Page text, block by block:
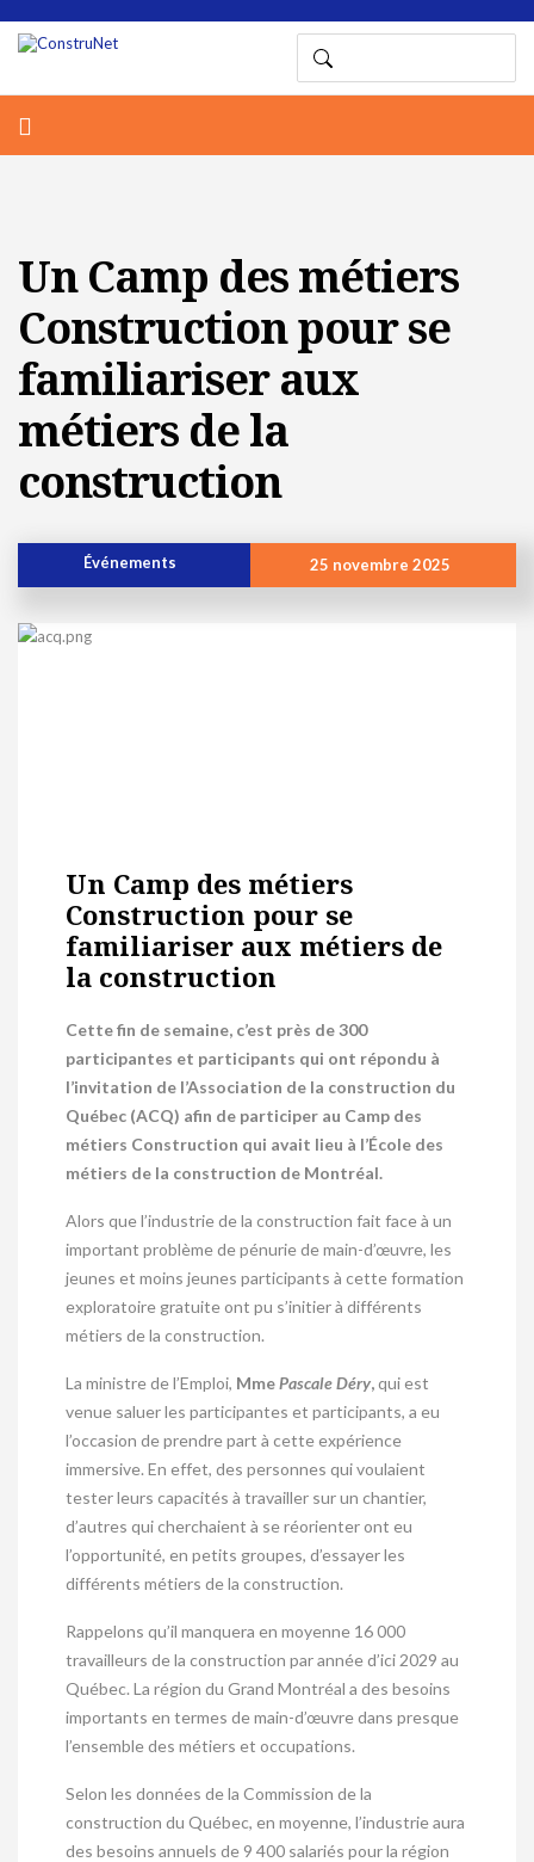
Un Camp des métiers
Construction pour se
familiariser aux
métiers de la
construction
Événements 25 novembre 2025
Un Camp des métiers
Construction pour se
familiariser aux métiers de
la construction
Cette fin de semaine, c’est près de 300
participantes et participants qui ont répondu à
l’invitation de l’Association de la construction du
Québec (ACQ) afin de participer au Camp des
métiers Construction qui avait lieu à l’École des
métiers de la construction de Montréal.
Alors que l’industrie de la construction fait face à un
important problème de pénurie de main-d’œuvre, les
jeunes et moins jeunes participants à cette formation
exploratoire gratuite ont pu s’initier à différents
métiers de la construction.
La ministre de l’Emploi, MmePascale Déry,qui est
venue saluer les participantes et participants, a eu
l’occasion de prendre part à cette expérience
immersive. En effet, des personnes qui voulaient
tester leurs capacités à travailler sur un chantier,
d’autres qui cherchaient à se réorienter ont eu
l’opportunité, en petits groupes, d’essayer les
différents métiers de la construction.
Rappelons qu’il manquera en moyenne 16 000
travailleurs de la construction par année d’ici 2029 au
Québec. La région du Grand Montréal a des besoins
importants en termes de main-d’œuvre dans presque
l’ensemble des métiers et occupations.
Selon les données de la Commission de la
construction du Québec, en moyenne, l’industrie aura
des besoins annuels de 9 400 salariés pour la région